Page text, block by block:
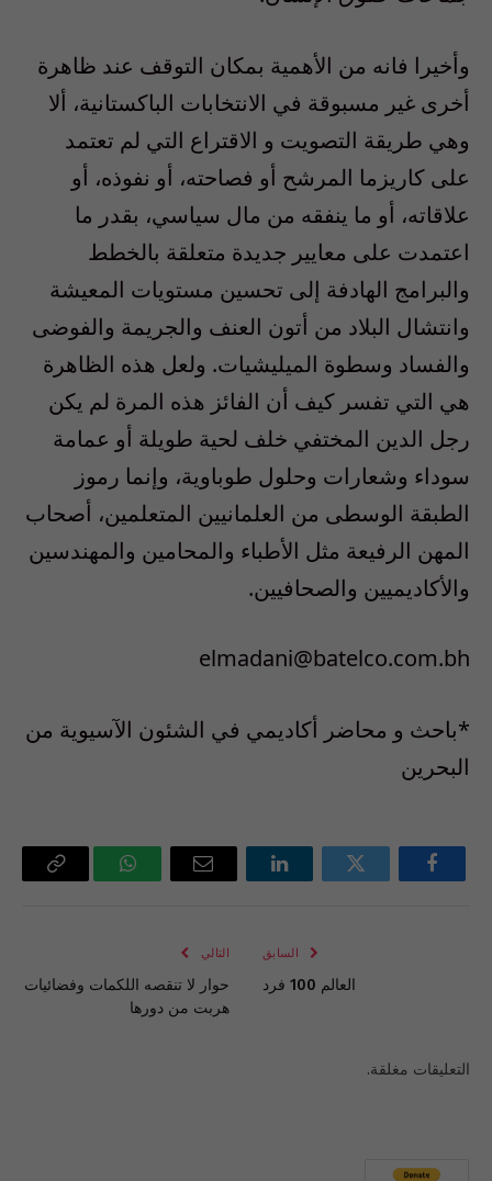
وأخيرا فانه من الأهمية بمكان التوقف عند ظاهرة
أخرى غير مسبوقة في الانتخابات الباكستانية، ألا
وهي طريقة التصويت و الاقتراع التي لم تعتمد
على كاريزما المرشح أو فصاحته، أو نفوذه، أو
علاقاته، أو ما ينفقه من مال سياسي، بقدر ما
اعتمدت على معايير جديدة متعلقة بالخطط
والبرامج الهادفة إلى تحسين مستويات المعيشة
وانتشال البلاد من أتون العنف والجريمة والفوضى
والفساد وسطوة الميليشيات. ولعل هذه الظاهرة
هي التي تفسر كيف أن الفائز هذه المرة لم يكن
رجل الدين المختفي خلف لحية طويلة أو عمامة
سوداء وشعارات وحلول طوباوية، وإنما رموز
الطبقة الوسطى من العلمانيين المتعلمين، أصحاب
المهن الرفيعة مثل الأطباء والمحامين والمهندسين
والأكاديميين والصحافيين.
elmadani@batelco.com.bh
*باحث و محاضر أكاديمي في الشئون الآسيوية من
البحرين
فيسبوك تويتر لينكدإن
البريد
واتساب Copy
السابق
العالم 100 فرد
التالي
حوار لا تنقصه اللكمات وفضائيات
هربت من دورها
التعليقات مغلقة.